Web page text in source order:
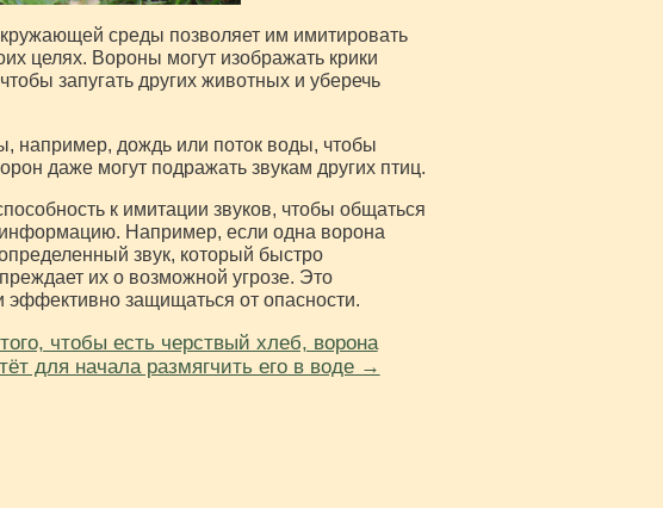
среды позволяет им имитировать
целях. Вороны могут изображать крики
запугать других животных и уберечь
например, дождь или поток воды, чтобы
даже могут подражать звукам других птиц.
к имитации звуков, чтобы общаться
Например, если одна ворона
звук, который быстро
их о возможной угрозе. Это
эффективно защищаться от опасности.
чтобы есть черствый хлеб, ворона
для начала размягчить его в воде →